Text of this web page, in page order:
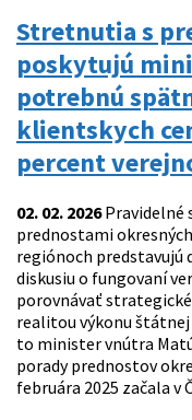
Stretnutia s
poskytujú
potrebnú
klientskych
percent
02. 02. 2026Pravidelné
prednostami
regiónoch predstavujú
diskusiu o fungovaní
porovnávať
realitou výkonu štátnej
to minister vnútra
porady prednostov
februára 2025 začala v